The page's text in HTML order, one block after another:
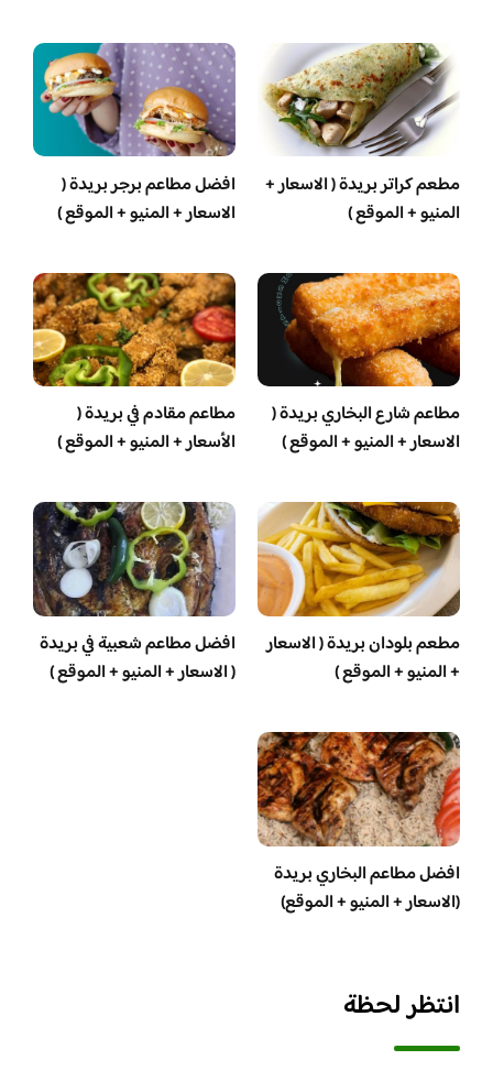
مطعم كراتر بريدة ( الاسعار +
المنيو + الموقع )
افضل مطاعم برجر بريدة (
الاسعار + المنيو + الموقع )
مطاعم شارع البخاري بريدة (
الاسعار + المنيو + الموقع )
مطاعم مقادم في بريدة (
الأسعار + المنيو + الموقع )
مطعم بلودان بريدة ( الاسعار
+ المنيو + الموقع )
افضل مطاعم شعبية في بريدة
( الاسعار + المنيو + الموقع )
افضل مطاعم البخاري بريدة
(الاسعار + المنيو + الموقع)
انتظر لحظة